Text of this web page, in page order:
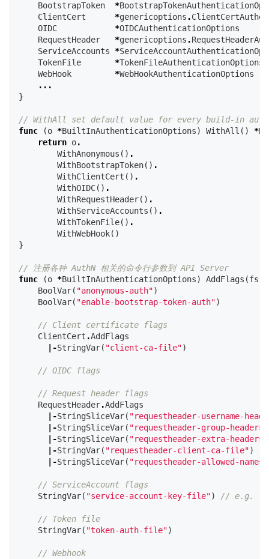
BootstrapToken
*
ClientCert
*genericoptions .
OIDC
*OIDCAuthenticationOptions
RequestHeader
*genericoptions .
ServiceAccounts
*
TokenFile
*TokenFileAuthenticationOptions
WebHook
*WebHookAuthenticationOptions
...
}
// WithAll set default value for every build-in
func
(o *BuiltInAuthenticationOptions) WithAll () *
return o.
WithAnonymous () .
WithBootstrapToken() .
WithClientCert () .
WithOIDC() .
WithRequestHeader() .
WithServiceAccounts () .
WithTokenFile() .
WithWebHook()
}
// 注册各种 AuthN 相关的命令行参数到 API Server
func
(o *BuiltInAuthenticationOptions) AddFlags (fs
BoolVar( "anonymous-auth")
BoolVar( "enable-bootstrap-token-auth")
// Client certificate flags
ClientCert .AddFlags
|-StringVar( "client-ca-file")
// OIDC flags
// Request header flags
RequestHeader.AddFlags
|-StringSliceVar( "requestheader-username-
|-StringSliceVar( "requestheader-group-headers"
|-StringSliceVar( "requestheader-extra-
|-StringVar( "requestheader-client-ca-file")
|-StringSliceVar( "requestheader-allowed-names"
// ServiceAccount flags
StringVar( "service-account-key-file") // e.g. --
// Token file
StringVar( "token-auth-file")
// Webhook